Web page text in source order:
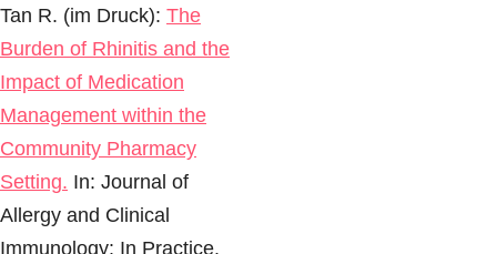
Tan R. (im Druck): The
Burden of Rhinitis and the
Impact of Medication
Management within the
Community Pharmacy
Setting. In: Journal of
Allergy and Clinical
Immunology: In Practice.